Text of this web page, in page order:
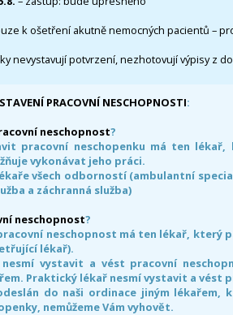
k ošetření akutně nemocných pacientů –
nevystavují potvrzení, nezhotovují výpisy z
PRACOVNÍ NESCHOPNOSTI:
neschopnost?
pracovní neschopenku má ten
vykonávat jeho práci.
všech odborností (ambulantní
a záchranná služba)
neschopnost?
neschopnost má ten lékař, který
lékař).
vystavit a vést pracovní
Praktický lékař nesmí vystavit a vést
do naši ordinace jiným lékařem,
nemůžeme Vám vyhovět.